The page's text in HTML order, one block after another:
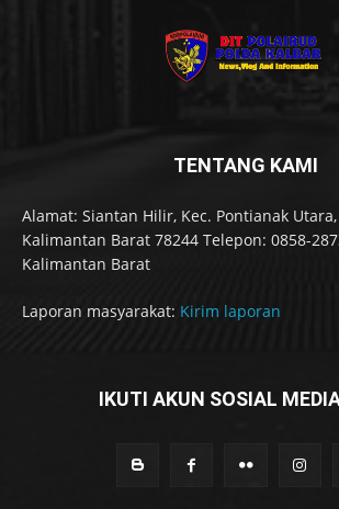
TENTANG KAMI
Alamat: Siantan Hilir, Kec. Pontianak
Kalimantan Barat 78244 Telepon: 0858-
Kalimantan Barat
Laporan masyarakat: Kirim laporan
IKUTI AKUN SOSIAL